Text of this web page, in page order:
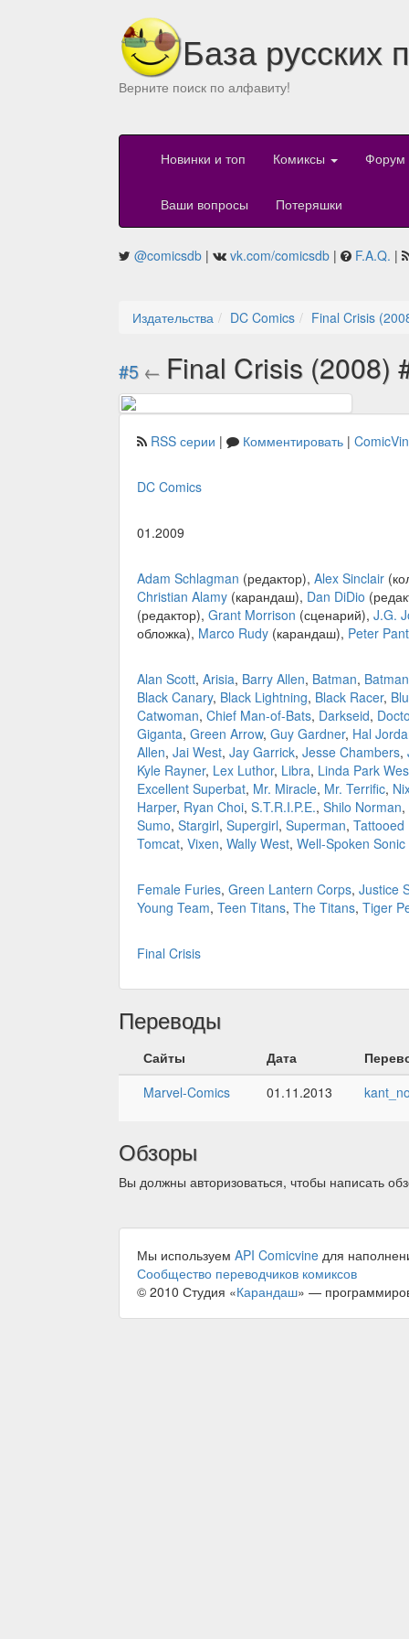
База русских
Верните поиск по алфавиту!
Новинки и топ Комиксы Форум
Ваши вопросы Потеряшки
@comicsdb | vk.com/comicsdb | F.A.Q. |
Издательства DC Comics Final Crisis
#5 ← Final Crisis (2008)
RSS серии | Комментировать |
DC Comics
01.2009
Adam Schlagman (редактор), Alex Sinclair
Christian Alamy (карандаш), Dan DiDio
(редактор), Grant Morrison (сценарий), J.G.
обложка), Marco Rudy (карандаш), Peter
Alan Scott, Arisia, Barry Allen, Batman,
Black Canary, Black Lightning, Black Racer,
Catwoman, Chief Man-of-Bats, Darkseid,
Giganta, Green Arrow, Guy Gardner, Hal
Allen, Jai West, Jay Garrick, Jesse Chambers,
Kyle Rayner, Lex Luthor, Libra, Linda Park
Excellent Superbat, Mr. Miracle, Mr. Terrific,
Harper, Ryan Choi, S.T.R.I.P.E., Shilo Norman,
Sumo, Stargirl, Supergirl, Superman, Tattooed
Tomcat, Vixen, Wally West, Well-Spoken
Female Furies, Green Lantern Corps, Justice
Young Team, Teen Titans, The Titans, Tiger
Final Crisis
Переводы
Сайты Дата
Marvel-Comics
01.11.2013
Обзоры
Вы должны авторизоваться, чтобы написать
Мы используем API Comicvine для
Сообщество переводчиков комиксов
© 2010 Студия «Карандаш» —